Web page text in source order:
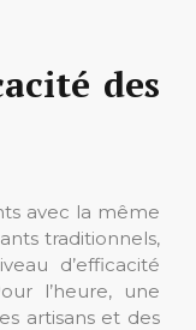
des
avec la même
traditionnels,
d’efficacité
l’heure, une
artisans et des